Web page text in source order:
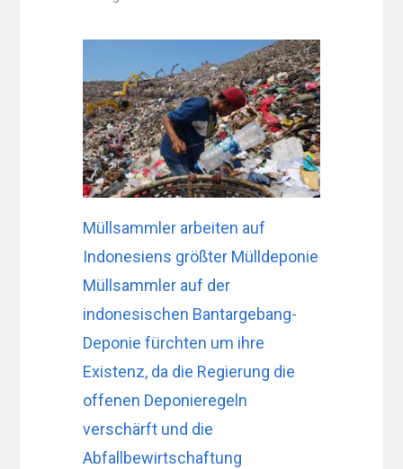
Müllsammler arbeiten auf
Indonesiens größter Mülldeponie
Müllsammler auf der
indonesischen Bantargebang-
Deponie fürchten um ihre
Existenz, da die Regierung die
offenen Deponieregeln
verschärft und die
Abfallbewirtschaftung